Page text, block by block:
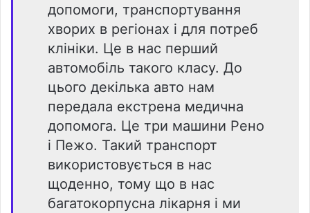
допомоги, транспортування
хворих в регіонах і для потреб
клініки. Це в нас перший
автомобіль такого класу. До
цього декілька авто нам
передала екстрена медична
допомога. Це три машини Рено
і Пежо. Такий транспорт
використовується в нас
щоденно, тому що в нас
багатокорпусна лікарня і ми